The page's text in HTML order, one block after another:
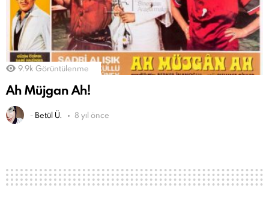
9.9k Görüntülenme
Ah Müjgan Ah!
- Betül Ü. 8 yıl önce